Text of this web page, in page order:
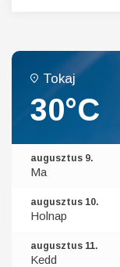
Tokaj
30°C
augusztus 9.
Ma
augusztus 10.
Holnap
augusztus 11.
Kedd